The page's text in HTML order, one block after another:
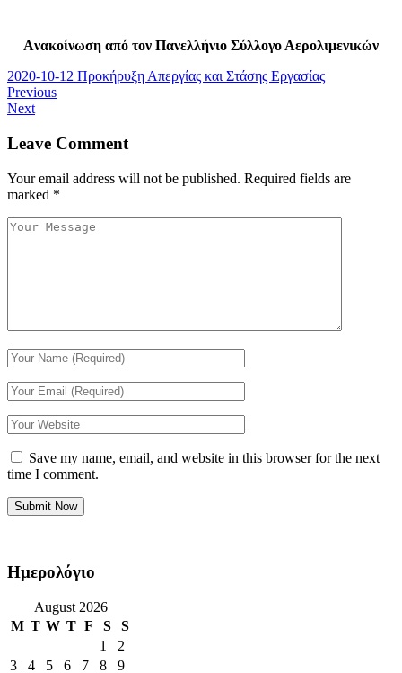
Aνακοίνωση από τον Πανελλήνιο Σύλλογο Αερολιμενικών
2020-10-12 Προκήρυξη Απεργίας και Στάσης Εργασίας
Previous
Next
Leave Comment
Your email address will not be published. Required fields are
marked *
Save my name, email, and website in this browser for the next
time I comment.
Ημερολόγιο
August 2026
M T W T F S
S
1
2
3
4 5 6 7 8 9